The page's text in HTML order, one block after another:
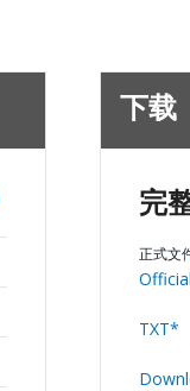
下载
完
正式文
TXT*